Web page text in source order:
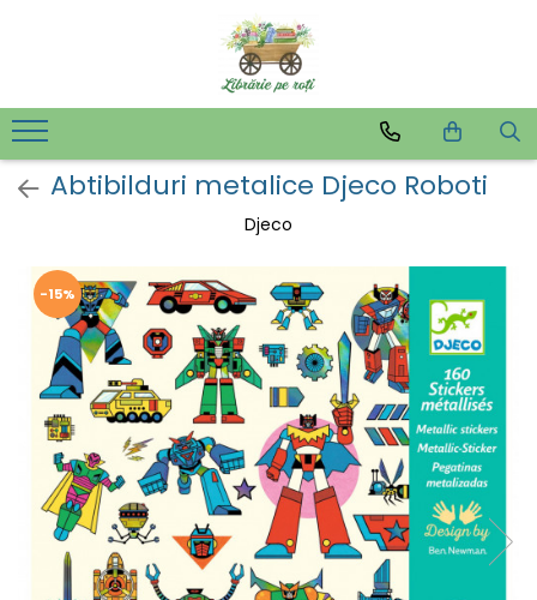
Abtibilduri metalice Djeco Roboti
Djeco
-15%